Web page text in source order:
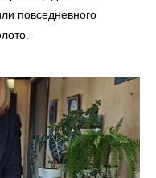
повседневного